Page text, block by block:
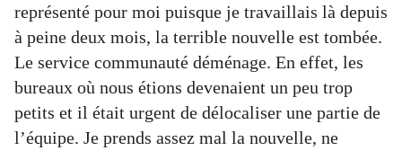
représenté pour moi puisque je travaillais là depuis
à peine deux mois, la terrible nouvelle est tombée.
Le service communauté déménage. En effet, les
bureaux où nous étions devenaient un peu trop
petits et il était urgent de délocaliser une partie de
l’équipe. Je prends assez mal la nouvelle, ne